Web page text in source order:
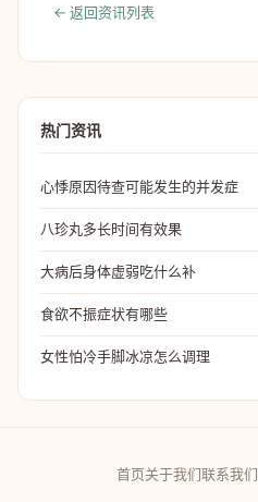
← 返回资讯列表
热门资讯
心悸原因待查可能发生的并发症
八珍丸多长时间有效果
大病后身体虚弱吃什么补
食欲不振症状有哪些
女性怕冷手脚冰凉怎么调理
首页关于我们联系我们